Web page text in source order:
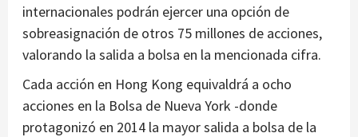
internacionales podrán ejercer una opción de
sobreasignación de otros 75 millones de acciones,
valorando la salida a bolsa en la mencionada cifra.
Cada acción en Hong Kong equivaldrá a ocho
acciones en la Bolsa de Nueva York -donde
protagonizó en 2014 la mayor salida a bolsa de la